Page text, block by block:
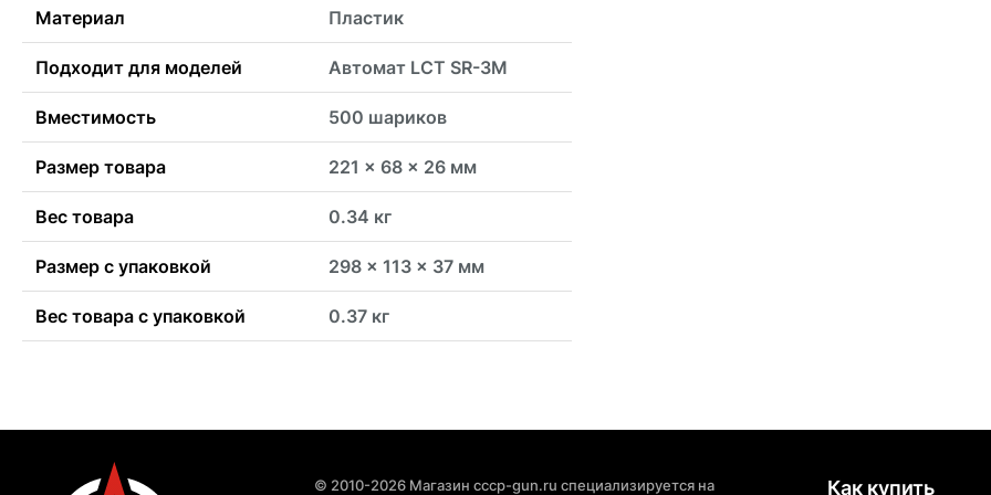
Материал Пластик
Подходит для моделей Автомат LCT SR-3M
Вместимость 500 шариков
Размер товара 221 x 68 x 26 мм
Вес товара 0.34 кг
Размер с упаковкой 298 x 113 x 37 мм
Вес товара с упаковкой 0.37 кг
© 2010-2026 Магазин cccp-gun.ru специализируется на
Как купить